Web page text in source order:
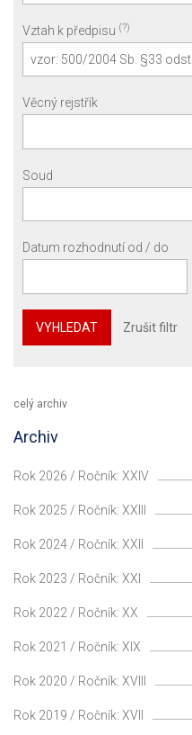
Vztah k předpisu (?)
Věcný rejstřík
Soud
Datum rozhodnutí od / do
VYHLEDAT Zrušit filtr
celý archiv
Archiv
Rok 2026 / Ročník: XXIV
Rok 2025 / Ročník: XXIII
Rok 2024 / Ročník: XXII
Rok 2023 / Ročník: XXI
Rok 2022 / Ročník: XX
Rok 2021 / Ročník: XIX
Rok 2020 / Ročník: XVIII
Rok 2019 / Ročník: XVII